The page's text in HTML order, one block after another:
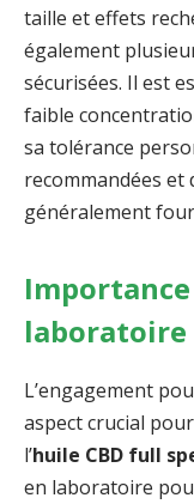
taille et effets
également
sécurisées. Il est
faible
sa tolérance
recommandées et
généralement
laboratoire
L’engagement
aspect crucial
l’huile CBD full
en laboratoire